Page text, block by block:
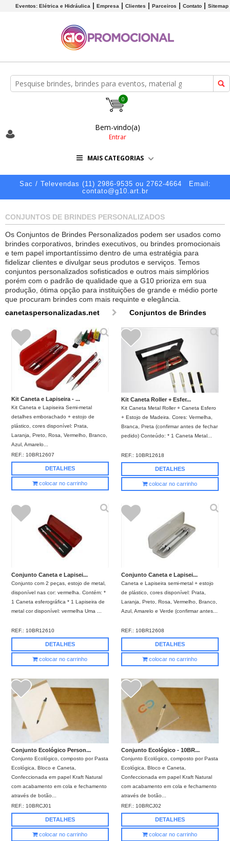
Eventos: Elétrica e Hidráulica Empresa Clientes Parceiros Contato Sitemap
0
Bem-vindo(a)
Entrar
MAIS CATEGORIAS
Sac / Televendas (11) 2986-9535 ou 2762-4664
Email:
contato@g10.art.br
CONJUNTOS DE BRINDES PERSONALIZADOS
Os Conjuntos de Brindes Personalizados podem ser usados como
brindes corporativos, brindes executivos, ou brindes promocionais
e tem papel importantíssimo dentro de uma estratégia para
fidelizar clientes e divulgar seus produtos e serviços. Temos
conjuntos personalizados sofisticados e outros mais simplórios
porém com o padrão de qualidade que a G10 prioriza em sua
produção, ótima opção para instituições de grande e médio porte
que procuram brindes com mais requinte e elegância.
canetaspersonalizadas.net
Conjuntos de Brindes
Kit Caneta e Lapiseira - ...
Kit Caneta e Lapiseira Semi-metal
detalhes emborachado + estojo de
plástico, cores disponível: Prata,
Laranja, Preto, Rosa, Vermelho, Branco,
Azul, Amarelo...
REF.: 10BR12607
DETALHES
colocar no carrinho
Kit Caneta Roller + Esfer...
Kit Caneta Metal Roller + Caneta Esfero
+ Estojo de Madeira. Cores: Vermelha,
Branca, Preta (confirmar antes de fechar
pedido) Conteúdo: * 1 Caneta Metal...
REF.: 10BR12618
DETALHES
colocar no carrinho
Conjunto Caneta e Lapisei...
Conjunto com 2 peças, estojo de metal,
disponível nas cor: vermelha. Contém: *
1 Caneta esferográfica * 1 Lapiseira de
metal cor disponível: vermelha Uma ...
REF.: 10BR12610
DETALHES
colocar no carrinho
Conjunto Caneta e Lapisei...
Caneta e Lapiseira semi-metal + estojo
de plástico, cores disponível: Prata,
Laranja, Preto, Rosa, Vermelho, Branco,
Azul, Amarelo e Verde (confirmar antes...
REF.: 10BR12608
DETALHES
colocar no carrinho
Conjunto Ecológico Person...
Conjunto Ecológico, composto por Pasta
Ecológica, Bloco e Caneta,
Confeccionada em papel Kraft Natural
com acabamento em cola e fechamento
através de botão...
REF.: 10BRCJ01
DETALHES
colocar no carrinho
Conjunto Ecológico - 10BR...
Conjunto Ecológico, composto por Pasta
Ecológica, Bloco e Caneta,
Confeccionada em papel Kraft Natural
com acabamento em cola e fechamento
através de botão...
REF.: 10BRCJ02
DETALHES
colocar no carrinho